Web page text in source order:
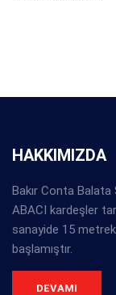
HAKKIMIZDA
Bakır Conta
ABACI kardeşler
sanayide 15
başlamıştır.
DEVAMI